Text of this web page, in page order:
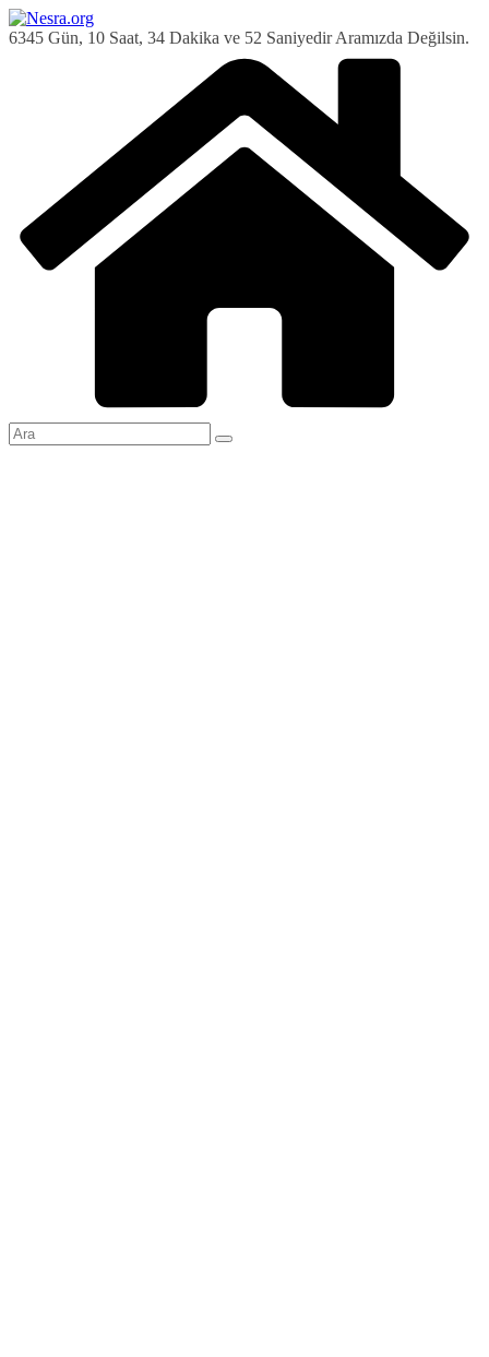
Skip
to
6345 Gün, 10 Saat, 34 Dakika ve 53 Saniyedir Aramızda Değilsin.